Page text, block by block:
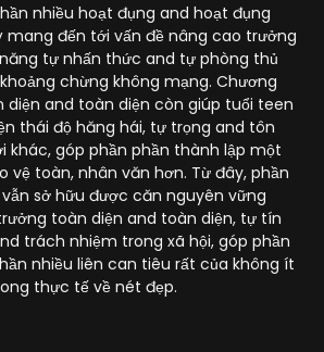
nhiều hoạt đụng and hoạt đụng
mang đến tới vấn đề nâng cao trưởng
tự nhấn thức and tự phòng thủ
chừng không mạng. Chương
diện and toàn diện còn giúp tuổi teen
thái độ hăng hái, tự trọng and tôn
khác, góp phần phần thành lập một
vệ toàn, nhân văn hơn. Từ đây, phần
sở hữu được căn nguyên vững
toàn diện and toàn diện, tự tín
trách nhiệm trong xã hội, góp phần
nhiều liên can tiêu rất của không ít
thực tế về nét đẹp.